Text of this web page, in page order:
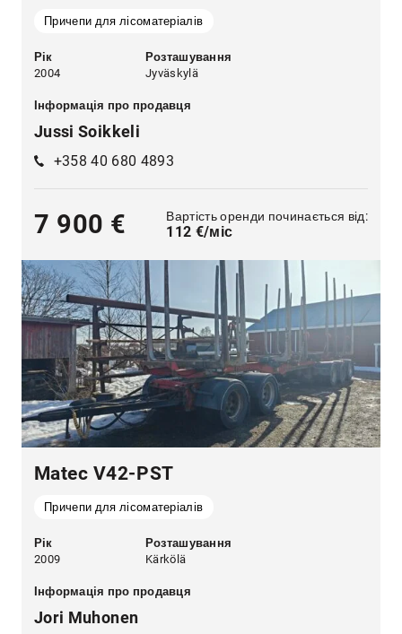
Причепи для лісоматеріалів
Рік
2004
Розташування
Jyväskylä
Інформація про продавця
Jussi Soikkeli
+358 40 680 4893
7 900 € Вартість оренди починається від:
112 €/міс
Matec V42-PST
Причепи для лісоматеріалів
Рік
2009
Розташування
Kärkölä
Інформація про продавця
Jori Muhonen